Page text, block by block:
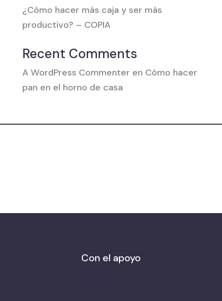
¿Cómo hacer más caja y ser más
productivo? – COPIA
Recent Comments
A WordPress Commenter en Cómo hacer
pan en el horno de casa
Con el apoyo